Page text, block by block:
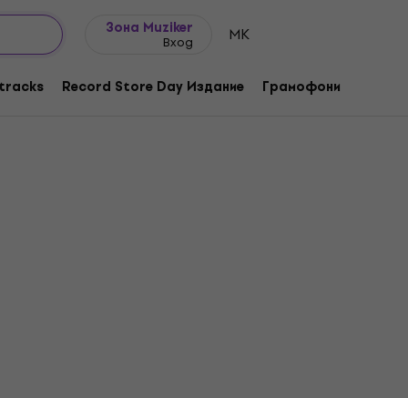
Зона Muziker
Вход MK
Record Store Day Издание Грамофони